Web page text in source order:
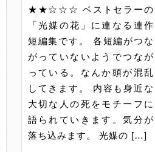
ま
し
た
10
日
★★☆☆☆ ベストセラーの
「光媒の花」に連なる連作
短編集です。 各短編がつな
がっていないようでつなが
っている。なんか頭が混乱
してきます。 内容も身近な
大切な人の死をモチーフに
語られていきます。気分が
落ち込みます。 光媒の […]